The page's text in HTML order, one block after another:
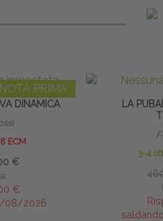
PRIMA
DINAMICA
8 ECM
€
€
08/2026
LA
3-4